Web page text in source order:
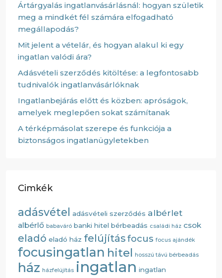
Ártárgyalás ingatlanvásárlásnál: hogyan születik
meg a mindkét fél számára elfogadható
megállapodás?
Mit jelent a vételár, és hogyan alakul ki egy
ingatlan valódi ára?
Adásvételi szerződés kitöltése: a legfontosabb
tudnivalók ingatlanvásárlóknak
Ingatlanbejárás előtt és közben: apróságok,
amelyek meglepően sokat számítanak
A térképmásolat szerepe és funkciója a
biztonságos ingatlanügyletekben
Cimkék
adásvétel adásvételi szerződés albérlet
albérlő babaváró banki hitel bérbeadás családi ház csok
eladó eladó ház felújításfocus focus ajándék
focusingatlan hitel hosszú távú bérbeadás
ház házfelújítás ingatlan ingatlan